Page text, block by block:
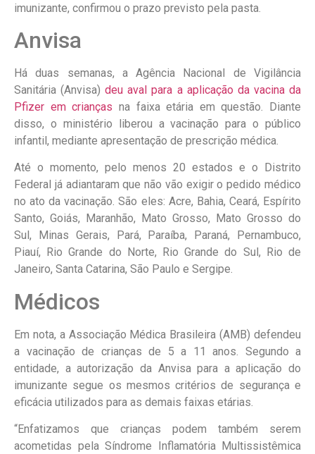
imunizante, confirmou o prazo previsto pela pasta.
Anvisa
Há duas semanas, a Agência Nacional de Vigilância
Sanitária (Anvisa)deu aval para a aplicação da vacina da
Pfizer em crianças na faixa etária em questão. Diante
disso, o ministério liberou a vacinação para o público
infantil, mediante apresentação de prescrição médica.
Até o momento, pelo menos 20 estados e o Distrito
Federal já adiantaram que não vão exigir o pedido médico
no ato da vacinação. São eles: Acre, Bahia, Ceará, Espírito
Santo, Goiás, Maranhão, Mato Grosso, Mato Grosso do
Sul, Minas Gerais, Pará, Paraíba, Paraná, Pernambuco,
Piauí, Rio Grande do Norte, Rio Grande do Sul, Rio de
Janeiro, Santa Catarina, São Paulo e Sergipe.
Médicos
Em nota, a Associação Médica Brasileira (AMB) defendeu
a vacinação de crianças de 5 a 11 anos. Segundo a
entidade, a autorização da Anvisa para a aplicação do
imunizante segue os mesmos critérios de segurança e
eficácia utilizados para as demais faixas etárias.
“Enfatizamos que crianças podem também serem
acometidas pela Síndrome Inflamatória Multissistêmica